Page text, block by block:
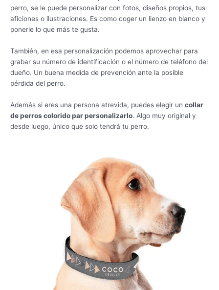
perro, se le puede personalizar con fotos, diseños propios, tus
aficiones o ilustraciones. Es como coger un lienzo en blanco y
ponerle lo que más te gusta.
También, en esa personalización podemos aprovechar para
grabar su número de identificación o el número de teléfono del
dueño. Un buena medida de prevención ante la posible
pérdida del perro.
Además si eres una persona atrevida, puedes elegir uncollar
de perros colorido par personalizarlo. Algo muy original y
desde luego, único que solo tendrá tu perro.